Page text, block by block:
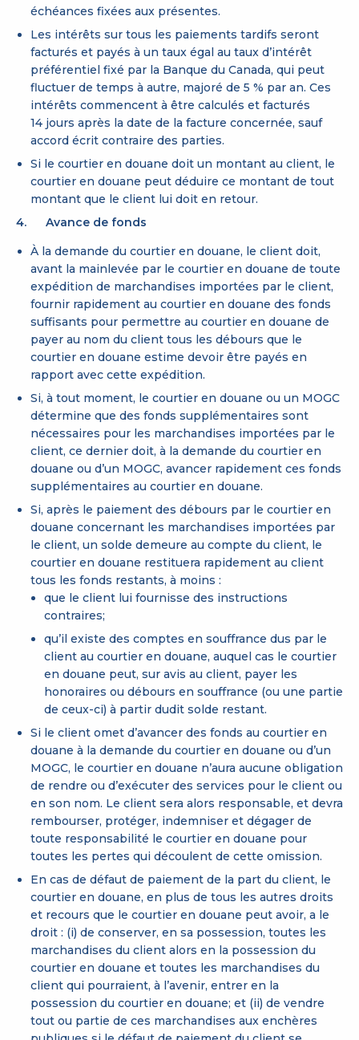
échéances fixées aux présentes.
Les intérêts sur tous les paiements tardifs seront
facturés et payés à un taux égal au taux d’intérêt
préférentiel fixé par la Banque du Canada, qui peut
fluctuer de temps à autre, majoré de 5 % par an. Ces
intérêts commencent à être calculés et facturés
14 jours après la date de la facture concernée, sauf
accord écrit contraire des parties.
Si le courtier en douane doit un montant au client, le
courtier en douane peut déduire ce montant de tout
montant que le client lui doit en retour.
4. Avance de fonds
À la demande du courtier en douane, le client doit,
avant la mainlevée par le courtier en douane de toute
expédition de marchandises importées par le client,
fournir rapidement au courtier en douane des fonds
suffisants pour permettre au courtier en douane de
payer au nom du client tous les débours que le
courtier en douane estime devoir être payés en
rapport avec cette expédition.
Si, à tout moment, le courtier en douane ou un MOGC
détermine que des fonds supplémentaires sont
nécessaires pour les marchandises importées par le
client, ce dernier doit, à la demande du courtier en
douane ou d’un MOGC, avancer rapidement ces fonds
supplémentaires au courtier en douane.
Si, après le paiement des débours par le courtier en
douane concernant les marchandises importées par
le client, un solde demeure au compte du client, le
courtier en douane restituera rapidement au client
tous les fonds restants, à moins :
que le client lui fournisse des instructions
contraires;
qu’il existe des comptes en souffrance dus par le
client au courtier en douane, auquel cas le courtier
en douane peut, sur avis au client, payer les
honoraires ou débours en souffrance (ou une partie
de ceux-ci) à partir dudit solde restant.
Si le client omet d’avancer des fonds au courtier en
douane à la demande du courtier en douane ou d’un
MOGC, le courtier en douane n’aura aucune obligation
de rendre ou d’exécuter des services pour le client ou
en son nom. Le client sera alors responsable, et devra
rembourser, protéger, indemniser et dégager de
toute responsabilité le courtier en douane pour
toutes les pertes qui découlent de cette omission.
En cas de défaut de paiement de la part du client, le
courtier en douane, en plus de tous les autres droits
et recours que le courtier en douane peut avoir, a le
droit : (i) de conserver, en sa possession, toutes les
marchandises du client alors en la possession du
courtier en douane et toutes les marchandises du
client qui pourraient, à l’avenir, entrer en la
possession du courtier en douane; et (ii) de vendre
tout ou partie de ces marchandises aux enchères